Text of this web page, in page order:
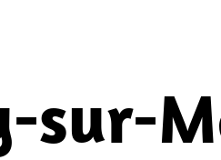
sur-